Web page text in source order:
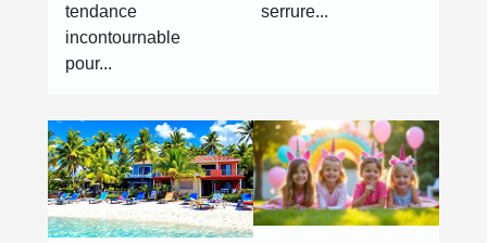
tendance
incontournable
pour...
serrure...